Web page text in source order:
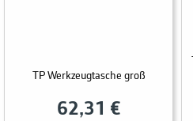
TP Werkzeugtasche groß
62,31 €